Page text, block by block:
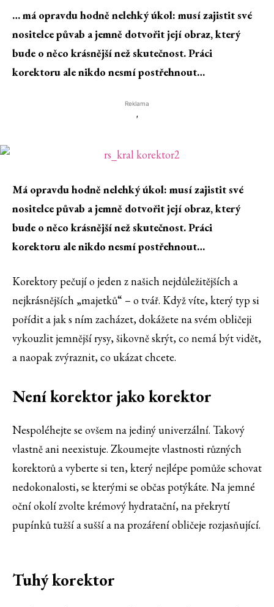
… má opravdu hodně nelehký úkol: musí zajistit své
nositelce půvab a jemně dotvořit její obraz, který
bude o něco krásnější než skutečnost. Práci
korektoru ale nikdo nesmí postřehnout…
Reklama
'
Má opravdu hodně nelehký úkol: musí zajistit své
nositelce půvab a jemně dotvořit její obraz, který
bude o něco krásnější než skutečnost. Práci
korektoru ale nikdo nesmí postřehnout…
Korektory pečují o jeden z našich nejdůležitějších a
nejkrásnějších „majetků“ – o tvář. Když víte, který typ si
pořídit a jak s ním zacházet, dokážete na svém obličeji
vykouzlit jemnější rysy, šikovně skrýt, co nemá být vidět,
a naopak zvýraznit, co ukázat chcete.
Není korektor jako korektor
Nespoléhejte se ovšem na jediný univerzální. Takový
vlastně ani neexistuje. Zkoumejte vlastnosti různých
korektorů a vyberte si ten, který nejlépe pomůže schovat
nedokonalosti, se kterými se občas potýkáte. Na jemné
oční okolí zvolte krémový hydratační, na překrytí
pupínků tužší a sušší a na prozáření obličeje rozjasňující.
Tuhý korektor